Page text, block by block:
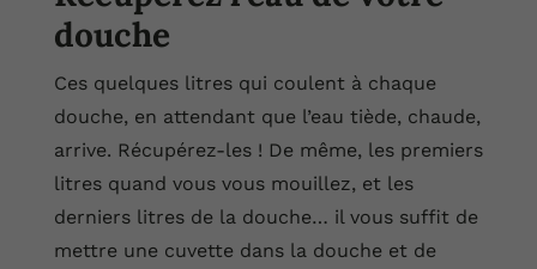
douche
Ces quelques litres qui coulent à chaque
douche, en attendant que l’eau tiède, chaude,
arrive. Récupérez-les ! De même, les premiers
litres quand vous vous mouillez, et les
derniers litres de la douche… il vous suffit de
mettre une cuvette dans la douche et de